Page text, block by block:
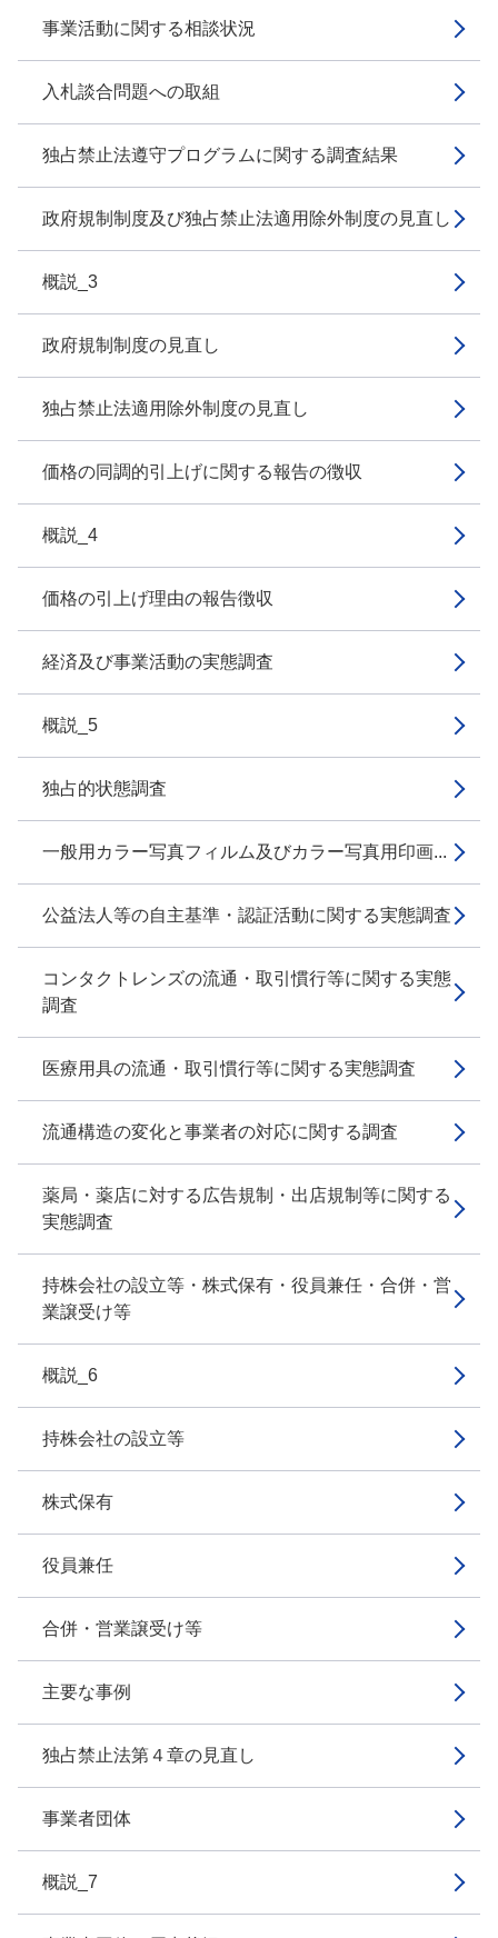
事業活動に関する相談状況
入札談合問題への取組
独占禁止法遵守プログラムに関する調査結果
政府規制制度及び独占禁止法適用除外制度の見直し
概説_3
政府規制制度の見直し
独占禁止法適用除外制度の見直し
価格の同調的引上げに関する報告の徴収
概説_4
価格の引上げ理由の報告徴収
経済及び事業活動の実態調査
概説_5
独占的状態調査
一般用カラー写真フィルム及びカラー写真用印画...
公益法人等の自主基準・認証活動に関する実態調査
コンタクトレンズの流通・取引慣行等に関する実態
調査
医療用具の流通・取引慣行等に関する実態調査
流通構造の変化と事業者の対応に関する調査
薬局・薬店に対する広告規制・出店規制等に関する
実態調査
持株会社の設立等・株式保有・役員兼任・合併・営
業譲受け等
概説_6
持株会社の設立等
株式保有
役員兼任
合併・営業譲受け等
主要な事例
独占禁止法第４章の見直し
事業者団体
概説_7